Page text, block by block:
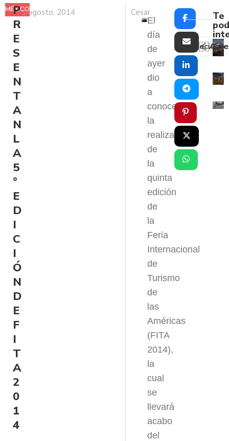
MÉXICO
P
R
E
S
E
N
T
A
N
L
A
5
°
E
D
I
C
I
Ó
N
D
E
F
I
T
A
2
0
1
4
1 agosto, 2014
Cesar
El
día
de
ayer
dio
a
conocer
la
realización
de
la
quinta
edición
de
la
Feria
Internacional
de
Turismo
de
las
Américas
(FITA
2014),
la
cual
se
llevará
acabo
del
Reciente
Te